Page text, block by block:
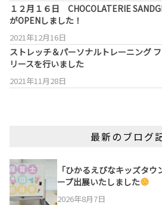
１２月１６日 CHOCOLATERIE
がOPENしました！
2021年12月16日
ストレッチ＆パーソナルトレーニング
リースを行いました
2021年11月28日
最新のブログ
「ひかるえびなキッズタ
ープ出展いたしました
2026年8月7日